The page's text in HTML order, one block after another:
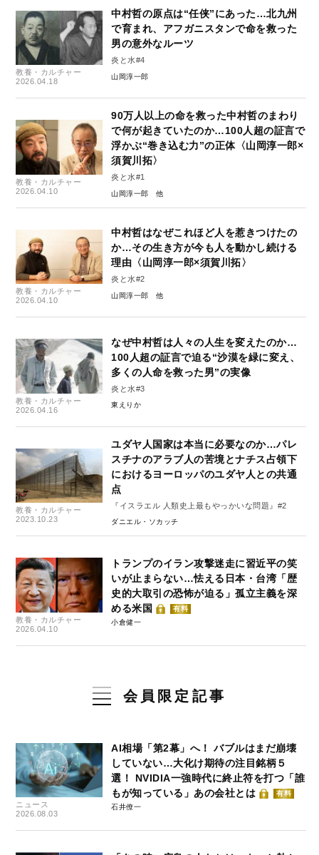
教養・カルチャー
2026.04.18
中村哲の原点は“任侠”にあった…北九州
で育まれ、アフガニスタンで命を救った
男の意外なルーツ
炎と水#4
山岡淳一郎
教養・カルチャー
2026.04.10
90万人以上の命を救った中村哲のまわり
で何が起きていたのか…100人超の証言で
浮かぶ“巻き込む力”の正体〈山岡淳一郎×
須賀川拓〉
炎と水#1
山岡淳一郎
教養・カルチャー
2026.04.10
中村哲はなぜこれほど人を惹きつけたの
か…その生き方が今も人を動かし続ける
理由〈山岡淳一郎×須賀川拓〉
炎と水#2
山岡淳一郎
教養・カルチャー
2026.04.16
なぜ中村哲は人々の人生を変えたのか…
100人超の証言で迫る“沙漠を緑に変え、
多くの人命を救った男”の実像
炎と水#3
東えりか
教養・カルチャー
2023.10.23
ユダヤ人国家は本当に必要なのか…パレ
スチナのアラブ人の苦境とナチス占領下
におけるヨーロッパのユダヤ人との共通
点
『イスラエル 人類史上最もやっかいな問題』#2
ダニエル・ソカッチ
教養・カルチャー
2026.04.10
トランプのイラン攻撃迷走に習近平の笑
いが止まらない…怯える日本・台湾「歴
史的大取引の恐怖が迫る」孤立主義を深
める米国
有料
小倉健一
会員限定記事
ニュース
2026.08.03
AI相場「第2幕」へ！ バブルはまだ崩壊
していない…大化け期待の注目銘柄５
選！ NVIDIA一強時代に終止符を打つ「誰
もが知っている」あの会社とは
有料
石井僚一